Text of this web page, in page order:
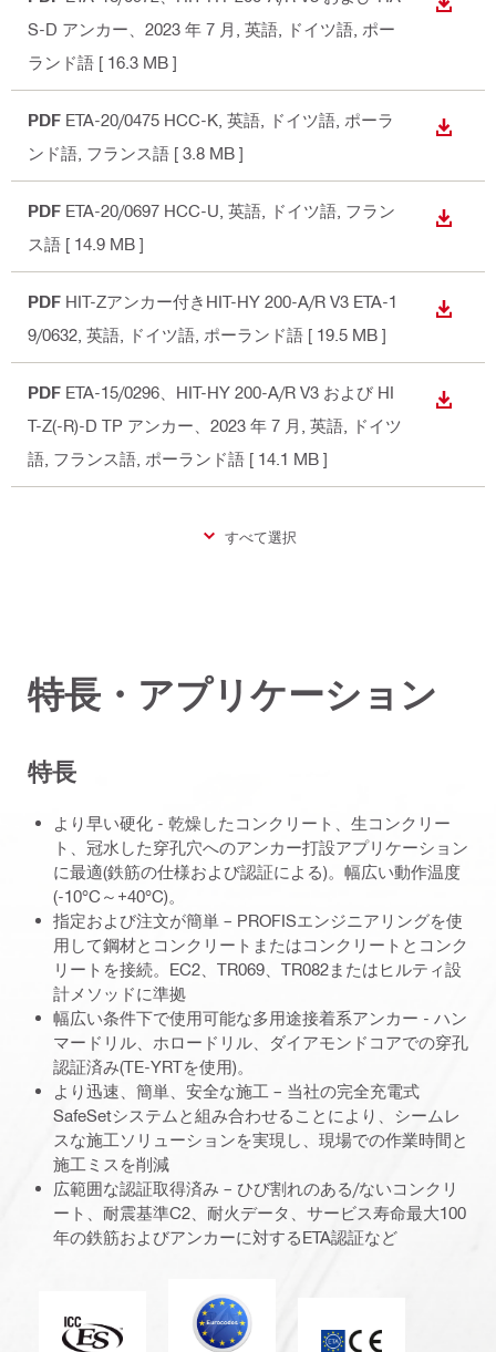
S-D アンカー、2023 年 7 月
, 英語, ドイツ語, ポー
ランド語 [ 16.3 MB ]
ダウン
PDF ETA-20/0475 HCC-K , 英語, ドイツ語, ポーラ
ンド語, フランス語 [ 3.8 MB ]
ダウン
PDF ETA-20/0697 HCC-U , 英語, ドイツ語, フラン
ス語 [ 14.9 MB ]
ダウン
PDF HIT-Zアンカー付きHIT-HY 200-A/R V3 ETA-1
9/0632 , 英語, ドイツ語, ポーランド語 [ 19.5 MB ]
ダウン
PDF ETA-15/0296、HIT-HY 200-A/R V3 および HI
T-Z(-R)-D TP アンカー、2023 年 7 月
, 英語, ドイツ
語, フランス語, ポーランド語 [ 14.1 MB ]
ダウン
すべて選択
特長・アプリケーション
特長
より早い硬化 - 乾燥したコンクリート、生コンクリー
ト、冠水した穿孔穴へのアンカー打設アプリケーション
に最適(鉄筋の仕様および認証による)。幅広い動作温度
(-10°C～+40°C)。
指定および注文が簡単 – PROFISエンジニアリングを使
用して鋼材とコンクリートまたはコンクリートとコンク
リートを接続。EC2、TR069、TR082またはヒルティ設
計メソッドに準拠
幅広い条件下で使用可能な多用途接着系アンカー - ハン
マードリル、ホロードリル、ダイアモンドコアでの穿孔
認証済み(TE-YRTを使用)。
より迅速、簡単、安全な施工 – 当社の完全充電式
SafeSetシステムと組み合わせることにより、シームレ
スな施工ソリューションを実現し、現場での作業時間と
施工ミスを削減
広範囲な認証取得済み – ひび割れのある/ないコンクリ
ート、耐震基準C2、耐火データ、サービス寿命最大100
年の鉄筋およびアンカーに対するETA認証など
欧州規格